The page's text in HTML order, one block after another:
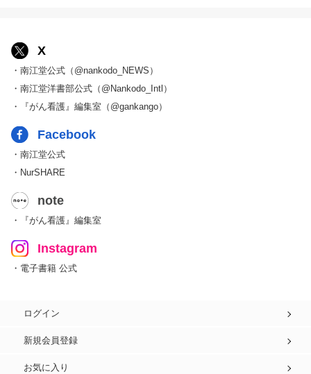
X
・南江堂公式（@nankodo_NEWS）
・南江堂洋書部公式（@Nankodo_Intl）
・『がん看護』編集室（@gankango）
Facebook
・南江堂公式
・NurSHARE
note
・『がん看護』編集室
Instagram
・電子書籍 公式
ログイン
新規会員登録
お気に入り